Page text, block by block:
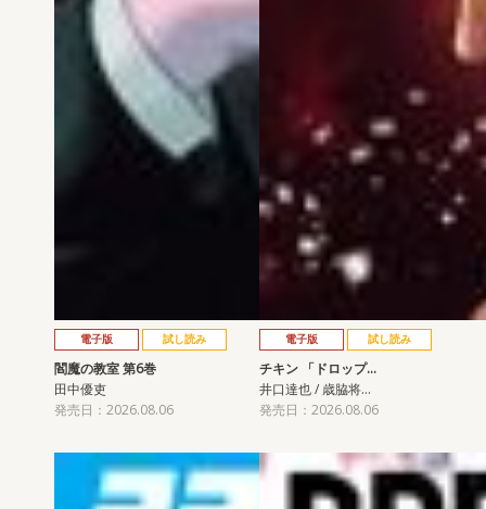
電子版 試し読み
閻魔の教室 第6巻
田中優吏
発売日：2026.08.06
電子版 試し読み
チキン 「ドロップ…
井口達也 / 歳脇将…
発売日：2026.08.06